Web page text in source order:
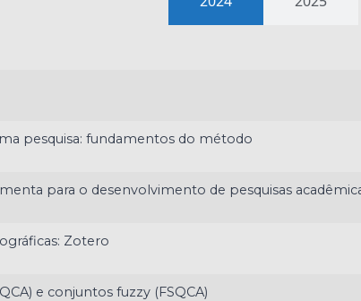
pesquisa: fundamentos do método
para o desenvolvimento de pesquisas
Zotero
e conjuntos fuzzy (FSQCA)